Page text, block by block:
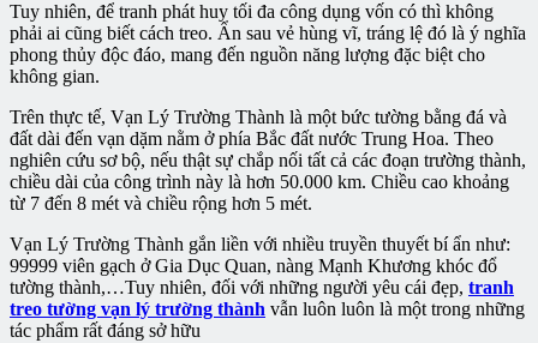
Tuy nhiên, để tranh phát huy tối đa công dụng vốn có thì không
phải ai cũng biết cách treo. Ẩn sau vẻ hùng vĩ, tráng lệ đó là ý nghĩa
phong thủy độc đáo, mang đến nguồn năng lượng đặc biệt cho
không gian.
Trên thực tế, Vạn Lý Trường Thành là một bức tường bằng đá và
đất dài đến vạn dặm nằm ở phía Bắc đất nước Trung Hoa. Theo
nghiên cứu sơ bộ, nếu thật sự chắp nối tất cả các đoạn trường thành,
chiều dài của công trình này là hơn 50.000 km. Chiều cao khoảng
từ 7 đến 8 mét và chiều rộng hơn 5 mét.
Vạn Lý Trường Thành gắn liền với nhiều truyền thuyết bí ẩn như:
99999 viên gạch ở Gia Dục Quan, nàng Mạnh Khương khóc đổ
tường thành,…Tuy nhiên, đối với những người yêu cái đẹp, tranh
treo tường vạn lý trường thành vẫn luôn luôn là một trong những
tác phẩm rất đáng sở hữu